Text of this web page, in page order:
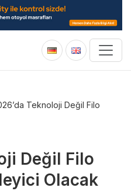
Teknoloji Değil Filo
Değil Filo
Olacak